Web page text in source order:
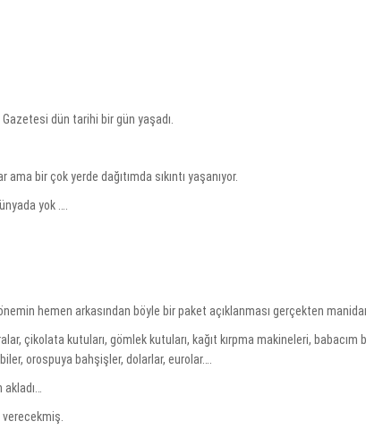
dün tarihi bir gün yaşadı.
bir çok yerde dağıtımda sıkıntı yaşanıyor.
yok ….
hemen arkasından böyle bir paket açıklanması gerçekten
çikolata kutuları, gömlek kutuları, kağıt kırpma makineleri, babacım
orospuya bahşişler, dolarlar, eurolar….